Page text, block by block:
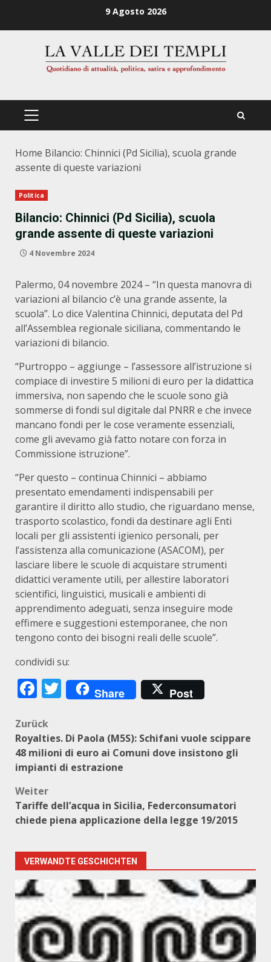
9 Agosto 2026
PRIMÄRES
Home Bilancio: Chinnici (Pd Sicilia), scuola grande
assente di queste variazioni
Politica
Bilancio: Chinnici (Pd Sicilia), scuola
grande assente di queste variazioni
4 Novembre 2024
Palermo, 04 novembre 2024 – “In questa manovra di
variazioni al bilancio c’è una grande assente, la
scuola”. Lo dice Valentina Chinnici, deputata del Pd
all’Assemblea regionale siciliana, commentando le
variazioni di bilancio.
“Purtroppo – aggiunge – l’assessore all’istruzione si
compiace di investire 5 milioni di euro per la didattica
immersiva, non sapendo che le scuole sono già
sommerse di fondi sul digitale dal PNRR e che invece
mancano fondi per le cose veramente essenziali,
come gli avevamo già fatto notare con forza in
Commissione istruzione”.
“Per questo – continua Chinnici – abbiamo
presentato emendamenti indispensabili per
garantire il diritto allo studio, che riguardano mense,
trasporto scolastico, fondi da destinare agli Enti
locali per gli assistenti igienico personali, per
l’assistenza alla comunicazione (ASACOM), per
lasciare libere le scuole di acquistare strumenti
didattici veramente utili, per allestire laboratori
scientifici, linguistici, musicali e ambienti di
apprendimento adeguati, senza inseguire mode
effimere e suggestioni estemporanee, che non
tengono conto dei bisogni reali delle scuole”.
condividi su:
Facebook
Twitter
Share Post
Beitragsnavigation
Zurück
Royalties. Di Paola (M5S): Schifani vuole scippare
48 milioni di euro ai Comuni dove insistono gli
impianti di estrazione
Weiter
Tariffe dell’acqua in Sicilia, Federconsumatori
chiede piena applicazione della legge 19/2015
VERWANDTE GESCHICHTEN